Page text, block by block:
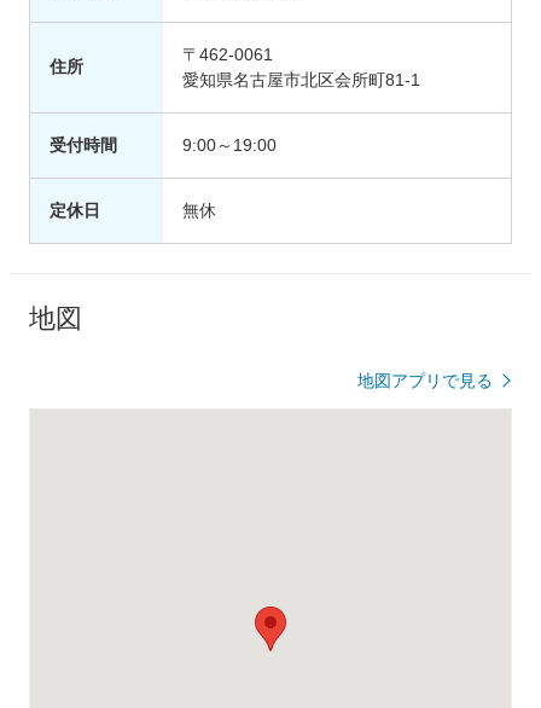
住所
〒462-0061
愛知県名古屋市北区会所町81-1
受付時間 9:00～19:00
定休日 無休
地図
地図アプリで見る